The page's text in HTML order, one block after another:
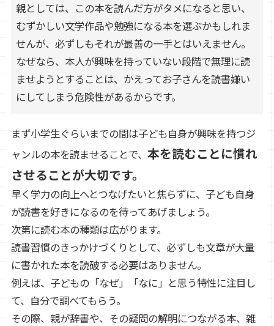
親としては、この本を読んだ方がタメになると思い、
むずかしい文学作品や勉強になる本を選ぶかもしれま
せんが、必ずしもそれが最善の一手とはいえません。
なぜなら、本人が興味を持っていない段階で無理に読
ませようとすることは、かえってお子さんを読書嫌い
にしてしまう危険性があるからです。
まず小学生ぐらいまでの間は子ども自身が興味を持つジ
ャンルの本を読ませることで、 本を読むことに慣れ
させることが大切です。
早く学力の向上へとつなげたいと焦らずに、子ども自身
が読書を好きになるのを待ってあげましょう。
次第に読む本の種類は広がります。
読書習慣のきっかけづくりとして、必ずしも文章が大量
に書かれた本を読破する必要はありません。
例えば、子どもの「なぜ」「なに」と思う特性に注目し
て、自分で調べてもらう。
その際、親が辞書や、その疑問の解明につながる本、雑